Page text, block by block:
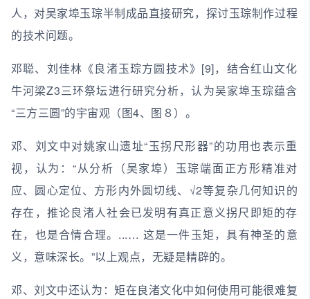
人，对吴家埠玉琮半制成品直接研究，探讨玉琮制作过程
的技术问题。
邓聪、刘佳林《良渚玉琮方圆技术》[9]，结合红山文化
牛河梁Z3三环祭坛进行研究分析，认为吴家埠玉琮蕴含
“三方三圆”的宇宙观（图4、图８）。
邓、刘文中对姚家山遗址“玉拐尺形器”的功用也表示重
视，认为：“从分析（吴家埠）玉琮端面正方形精准对
应、圆心定位、方形内外圆切线、√2等复杂几何知识的
存在，推论良渚人社会已发明有真正意义拐尺即矩的存
在，也是合情合理。...… 这是一件玉矩，具有神圣的意
义，意味深长。”以上观点，无疑是精辟的。
邓、刘文中还认为：矩在良渚文化中如何使用可能很难复